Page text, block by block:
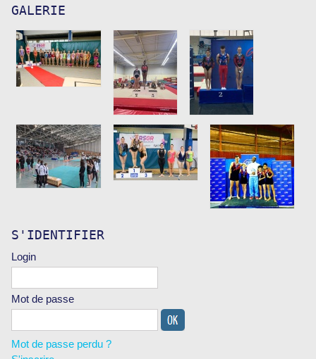
GALERIE
S'IDENTIFIER
Login
Mot de passe
Mot de passe perdu ?